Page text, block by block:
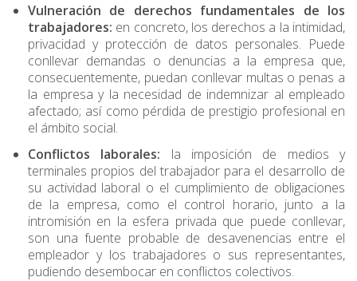
Vulneración de derechos fundamentales de los
trabajadores: en concreto, los derechos a la intimidad,
privacidad y protección de datos personales. Puede
conllevar demandas o denuncias a la empresa que,
consecuentemente, puedan conllevar multas o penas a
la empresa y la necesidad de indemnizar al empleado
afectado; así como pérdida de prestigio profesional en
el ámbito social.
Conflictos laborales: la imposición de medios y
terminales propios del trabajador para el desarrollo de
su actividad laboral o el cumplimiento de obligaciones
de la empresa, como el control horario, junto a la
intromisión en la esfera privada que puede conllevar,
son una fuente probable de desavenencias entre el
empleador y los trabajadores o sus representantes,
pudiendo desembocar en conflictos colectivos.